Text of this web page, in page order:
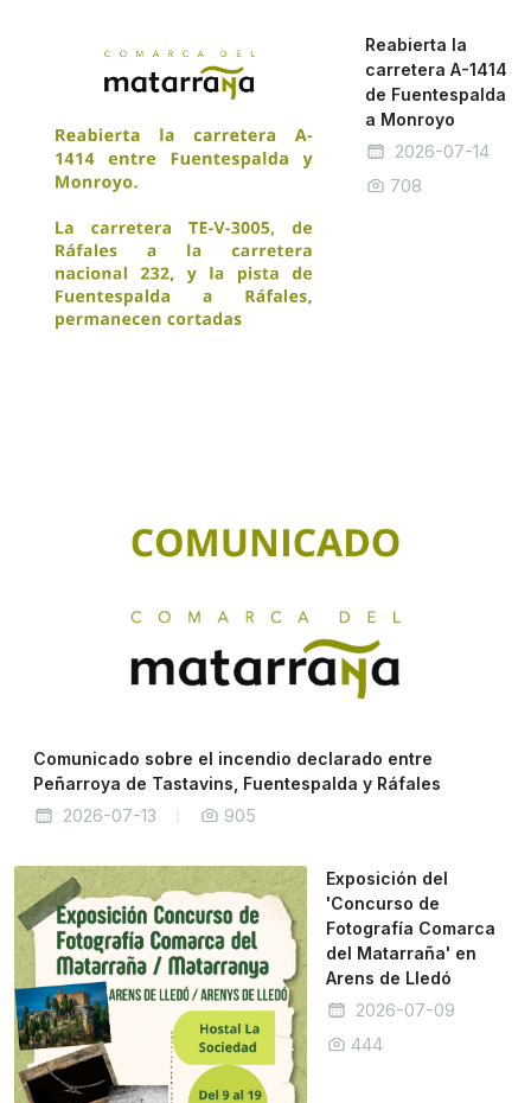
Reabierta la
carretera A-1414
de Fuentespalda
a Monroyo
2026-07-14
708
Comunicado sobre el incendio declarado entre
Peñarroya de Tastavins, Fuentespalda y Ráfales
2026-07-13
905
Exposición del
'Concurso de
Fotografía Comarca
del Matarraña' en
Arens de Lledó
2026-07-09
444